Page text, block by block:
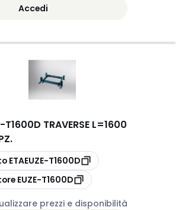
Accedi
T1600D TRAVERSE L=1600
ETAEUZE-T1600D
EUZE-T1600D
prezzi e disponibilità